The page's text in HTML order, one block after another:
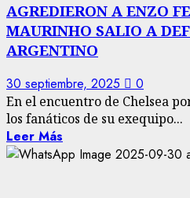
AGREDIERON A ENZO
MAURINHO SALIO A
ARGENTINO
30 septiembre, 2025 0
En el encuentro de Chelsea
los fanáticos de su exequipo...
Leer Más